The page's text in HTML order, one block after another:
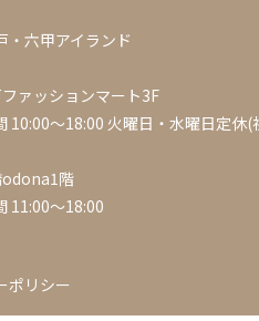
・六甲アイランド
ァッションマート3F
10:00～18:00 火曜日・水曜日定休
odona1階
11:00～18:00
ポリシー